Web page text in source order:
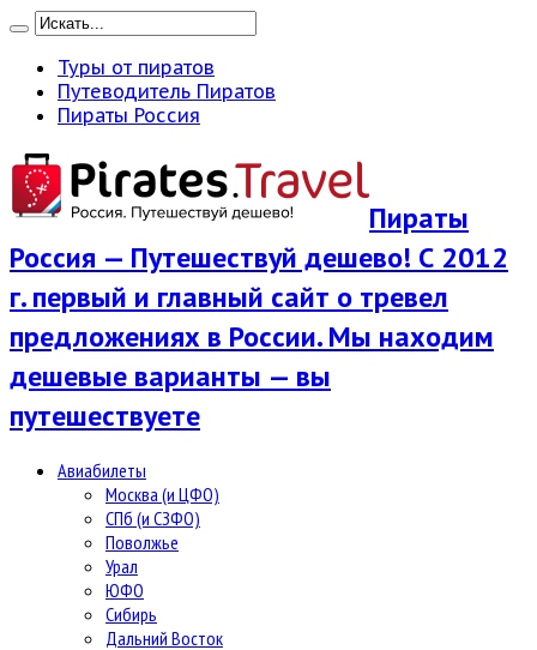
Туры от пиратов
Путеводитель Пиратов
Пираты Россия
Пираты
Россия — Путешествуй дешево! С 2012
г. первый и главный сайт о тревел
предложениях в России. Мы находим
дешевые варианты — вы
путешествуете
Авиабилеты
Москва (и ЦФО)
СПб (и СЗФО)
Поволжье
Урал
ЮФО
Сибирь
Дальний Восток